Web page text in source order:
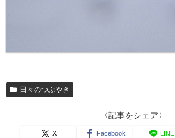
日々のつぶやき
〈記事をシェア〉
X Facebook LINE